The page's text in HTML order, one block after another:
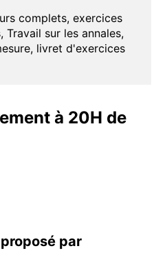
complets, exercices
sur les annales,
livret d'exercices
à 20H de
par